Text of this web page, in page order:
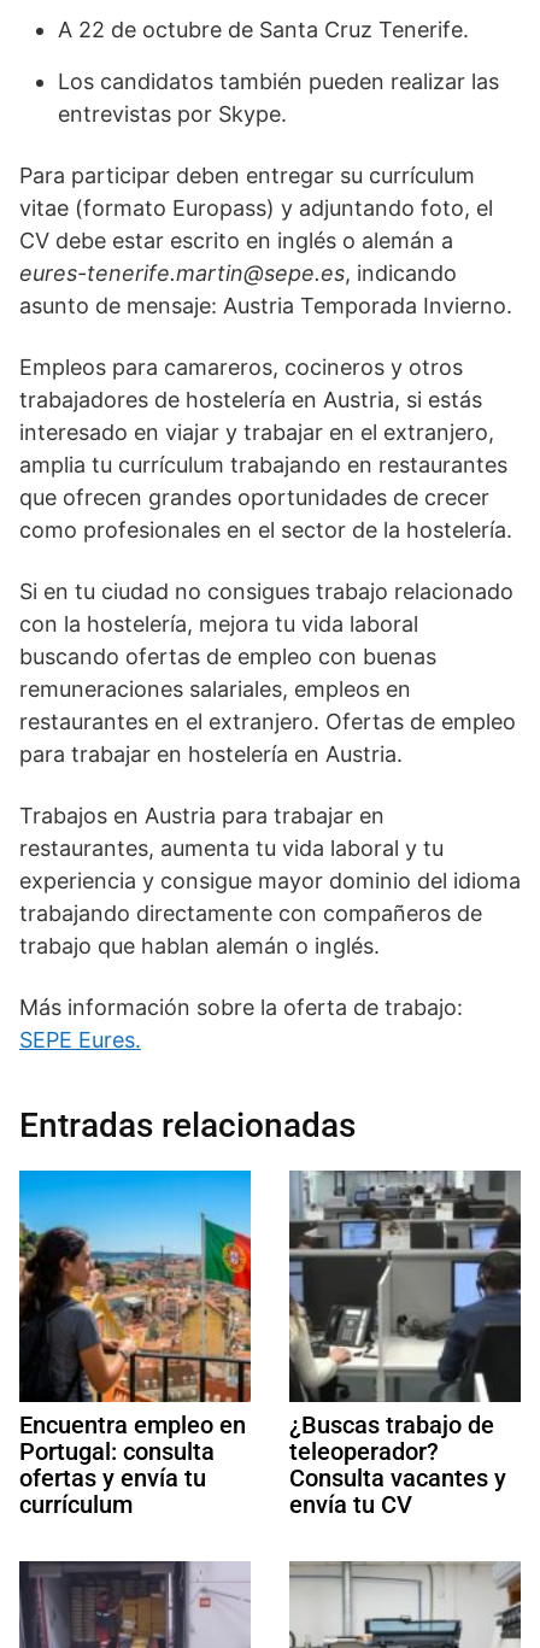
A 22 de octubre de Santa Cruz Tenerife.
Los candidatos también pueden realizar las
entrevistas por Skype.
Para participar deben entregar su currículum
vitae (formato Europass) y adjuntando foto, el
CV debe estar escrito en inglés o alemán a
eures-tenerife.martin@sepe.es, indicando
asunto de mensaje: Austria Temporada Invierno.
Empleos para camareros, cocineros y otros
trabajadores de hostelería en Austria, si estás
interesado en viajar y trabajar en el extranjero,
amplia tu currículum trabajando en restaurantes
que ofrecen grandes oportunidades de crecer
como profesionales en el sector de la hostelería.
Si en tu ciudad no consigues trabajo relacionado
con la hostelería, mejora tu vida laboral
buscando ofertas de empleo con buenas
remuneraciones salariales, empleos en
restaurantes en el extranjero. Ofertas de empleo
para trabajar en hostelería en Austria.
Trabajos en Austria para trabajar en
restaurantes, aumenta tu vida laboral y tu
experiencia y consigue mayor dominio del idioma
trabajando directamente con compañeros de
trabajo que hablan alemán o inglés.
Más información sobre la oferta de trabajo:
SEPE Eures.
Entradas relacionadas
Encuentra empleo en
Portugal: consulta
ofertas y envía tu
currículum
¿Buscas trabajo de
teleoperador?
Consulta vacantes y
envía tu CV